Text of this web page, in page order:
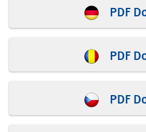
PDF
PDF
PDF